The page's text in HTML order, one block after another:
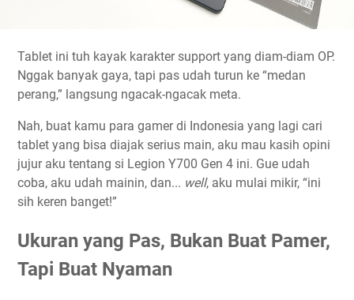
Tablet ini tuh kayak karakter support yang diam-diam OP.
Nggak banyak gaya, tapi pas udah turun ke “medan
perang,” langsung ngacak-ngacak meta.
Nah, buat kamu para gamer di Indonesia yang lagi cari
tablet yang bisa diajak serius main, aku mau kasih opini
jujur aku tentang si Legion Y700 Gen 4 ini. Gue udah
coba, aku udah mainin, dan... well, aku mulai mikir, “ini
sih keren banget!”
Ukuran yang Pas, Bukan Buat Pamer,
Tapi Buat Nyaman